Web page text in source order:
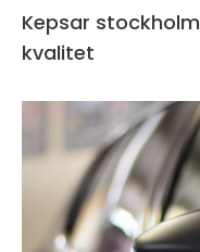
Kepsar stockholm guide till stil, funktion och
kvalitet